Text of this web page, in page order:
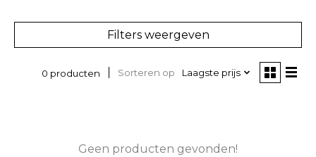
Filters weergeven
0 producten Sorteren op Laagste prijs
Geen producten gevonden!